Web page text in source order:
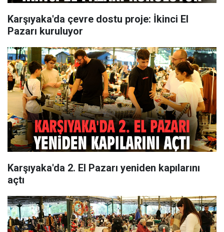
Karşıyaka'da çevre dostu proje: İkinci El
Pazarı kuruluyor
Karşıyaka'da 2. El Pazarı yeniden kapılarını
açtı